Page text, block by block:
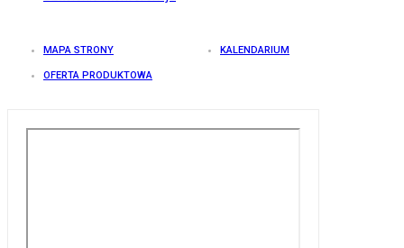
MAPA STRONY KALENDARIUM
OFERTA PRODUKTOWA